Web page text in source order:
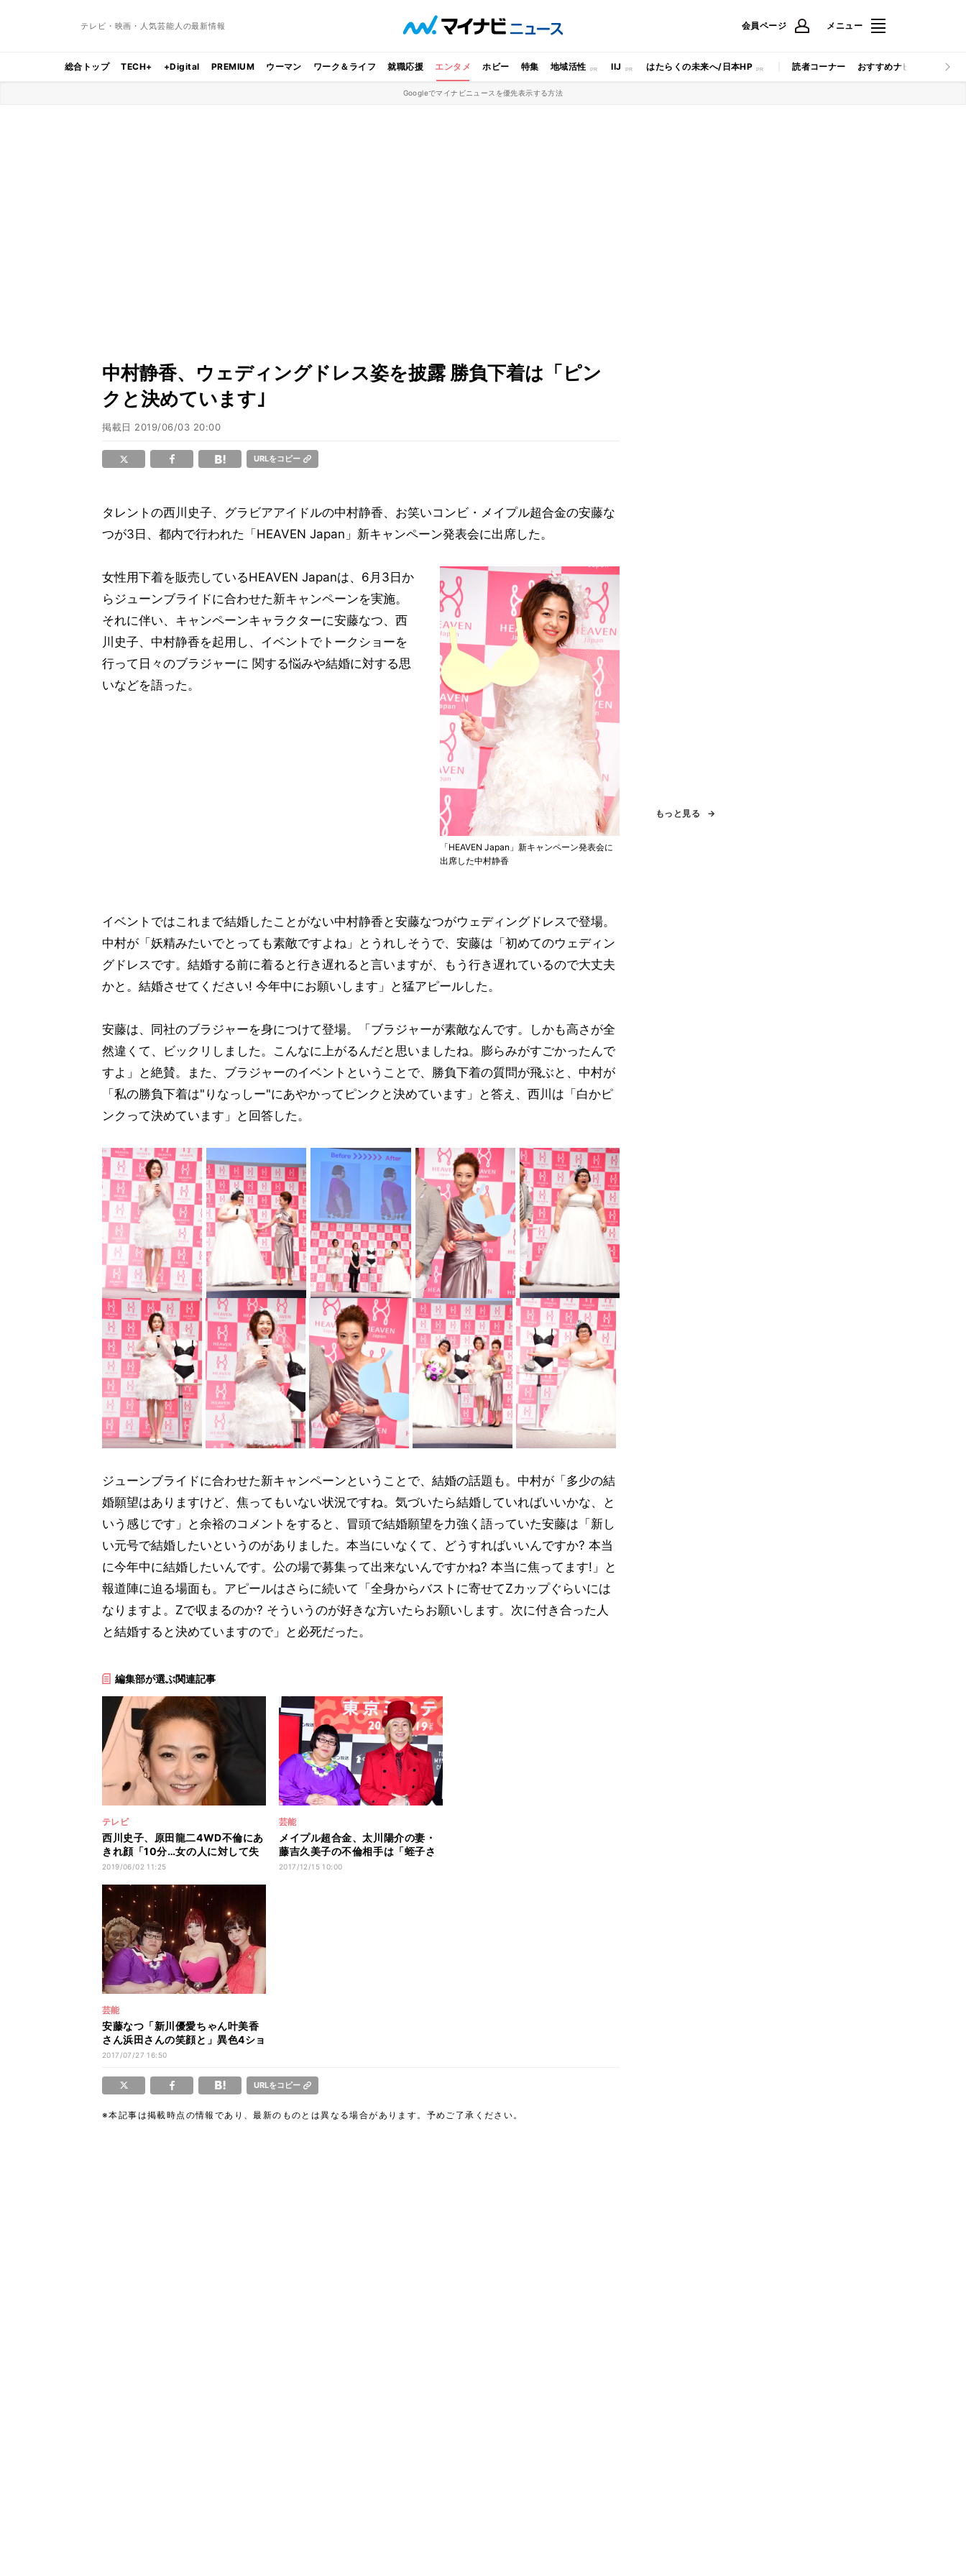
テレビ・映画・人気芸能人の最新情報 会員ページ メニュー
総合トップ TECH+ +Digital PREMIUM ウーマン ワーク＆ライフ 就職応援 エンタメ ホビー 特集 地域活性 IIJ はたらくの未来へ/日本HP 読者コーナー おすすめナビ マイナビ
Googleでマイナビニュースを優先表示する方法
中村静香、ウェディングドレス姿を披露 勝負下着は「ピン
クと決めています｣
掲載日 2019/06/03 20:00
URLをコピー
タレントの西川史子、グラビアアイドルの中村静香、お笑いコンビ・メイプル超合金の安藤な
つが3日、都内で行われた「HEAVEN Japan」新キャンペーン発表会に出席した。
「HEAVEN Japan」新キャンペーン発表会に
出席した中村静香
女性用下着を販売しているHEAVEN Japanは、6月3日か
らジューンブライドに合わせた新キャンペーンを実施。
それに伴い、キャンペーンキャラクターに安藤なつ、西
川史子、中村静香を起用し、イベントでトークショーを
行って日々のブラジャーに 関する悩みや結婚に対する思
いなどを語った。
イベントではこれまで結婚したことがない中村静香と安藤なつがウェディングドレスで登場。
中村が「妖精みたいでとっても素敵ですよね」とうれしそうで、安藤は「初めてのウェディン
グドレスです。結婚する前に着ると行き遅れると言いますが、もう行き遅れているので大丈夫
かと。結婚させてください! 今年中にお願いします」と猛アピールした。
安藤は、同社のブラジャーを身につけて登場。「ブラジャーが素敵なんです。しかも高さが全
然違くて、ビックリしました。こんなに上がるんだと思いましたね。膨らみがすごかったんで
すよ」と絶賛。また、ブラジャーのイベントということで、勝負下着の質問が飛ぶと、中村が
「私の勝負下着は"りなっしー"にあやかってピンクと決めています」と答え、西川は「白かピ
ンクって決めています」と回答した。
ジューンブライドに合わせた新キャンペーンということで、結婚の話題も。中村が「多少の結
婚願望はありますけど、焦ってもいない状況ですね。気づいたら結婚していればいいかな、と
いう感じです」と余裕のコメントをすると、冒頭で結婚願望を力強く語っていた安藤は「新し
い元号で結婚したいというのがありました。本当にいなくて、どうすればいいんですか? 本当
に今年中に結婚したいんです。公の場で募集って出来ないんですかね? 本当に焦ってます!」と
報道陣に迫る場面も。アピールはさらに続いて「全身からバストに寄せてZカップぐらいには
なりますよ。Zで収まるのか? そういうのが好きな方いたらお願いします。次に付き合った人
と結婚すると決めていますので」と必死だった。
編集部が選ぶ関連記事
テレビ
西川史子、原田龍二4WD不倫にあ
きれ顔「10分…女の人に対して失
礼」
2019/06/02 11:25
芸能
メイプル超合金、太川陽介の妻・
藤吉久美子の不倫相手は「蛭子さ
んですか?｣
2017/12/15 10:00
芸能
安藤なつ「新川優愛ちゃん叶美香
さん浜田さんの笑顔と」異色4ショ
ット公開
2017/07/27 16:50
URLをコピー
※本記事は掲載時点の情報であり、最新のものとは異なる場合があります。予めご了承ください。
もっと見る